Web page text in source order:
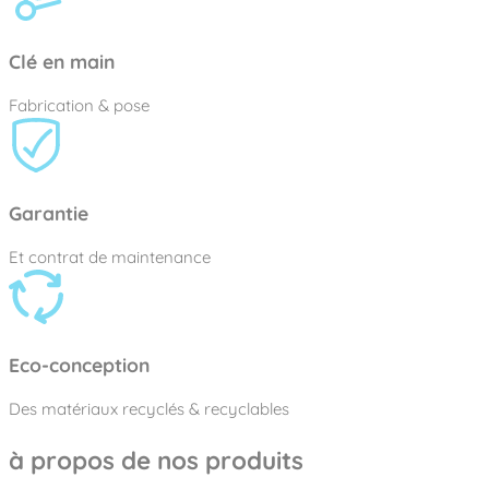
Clé en main
Fabrication & pose
Garantie
Et contrat de maintenance
Eco-conception
Des matériaux recyclés & recyclables
à propos de nos produits